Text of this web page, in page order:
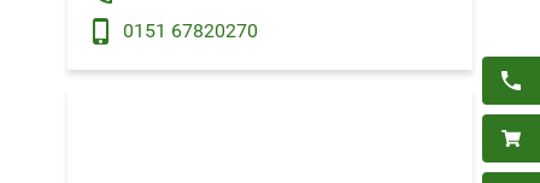
phone_android 0151 67820270